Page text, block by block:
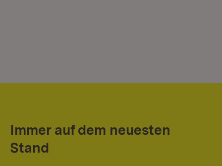
Immer auf dem neuesten
Stand